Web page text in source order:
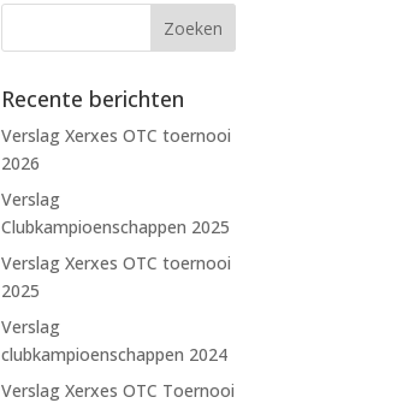
Recente berichten
Verslag Xerxes OTC toernooi
2026
Verslag
Clubkampioenschappen 2025
Verslag Xerxes OTC toernooi
2025
Verslag
clubkampioenschappen 2024
Verslag Xerxes OTC Toernooi